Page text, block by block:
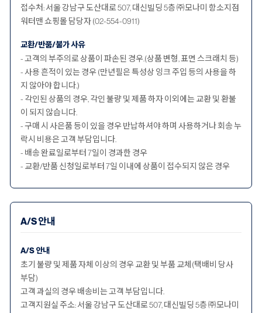
접수처: 서울 강남구 도산대로 507, 대신빌딩 5층 ㈜모나미 항소지점
워터맨 쇼핑몰 담당자 (02-554-0911)
교환/반품/불가 사유
- 고객의 부주의로 상품이 파손된 경우.(상품 변형, 표면 스크래치 등)
- 사용 흔적이 있는 경우 (만년필은 특성상 잉크 주입 등의 사용을 하
지 않아야 합니다.)
- 각인된 상품의 경우, 각인 불량 및 제품 하자 이외에는 교환 및 환불
이 되지 않습니다.
- 구매 시 사은품 등이 있을 경우 반납하셔야 하며 사용하거나 회송 누
락시 비용은 고객 부담입니다.
- 배송 완료일로부터 7일이 경과한 경우
- 교환/반품 신청일로부터 7일 이내에 상품이 접수되지 않은 경우
A/S 안내
A/S 안내
초기 불량 및 제품 자체 이상의 경우 교환 및 부품 교체(택배비 당사
부담)
고객 과실의 경우 배송비는 고객 부담입니다.
고객지원실 주소: 서울 강남구 도산대로 507, 대신빌딩 5층 ㈜모나미